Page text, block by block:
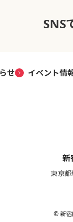
SNS
せ イベント情
新
東京
© 新宿